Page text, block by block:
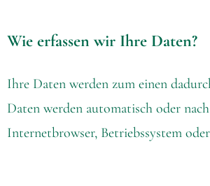
Wie erfassen wir Ihre Daten?
Ihre Daten werden zum einen
Daten werden automatisch oder
Internetbrowser, Betriebssystem